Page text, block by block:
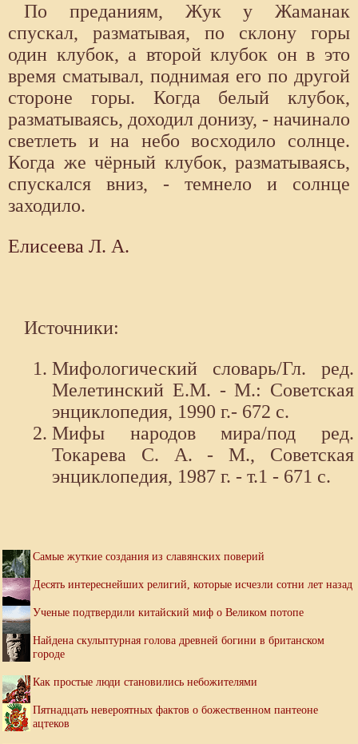
По преданиям, Жук у Жаманак
спускал, разматывая, по склону горы
один клубок, а второй клубок он в это
время сматывал, поднимая его по другой
стороне горы. Когда белый клубок,
разматываясь, доходил донизу, - начинало
светлеть и на небо восходило солнце.
Когда же чёрный клубок, разматываясь,
спускался вниз, - темнело и солнце
заходило.
Елисеева Л. А.
Источники:
Мифологический словарь/Гл. ред.
Мелетинский Е.М. - М.: Советская
энциклопедия, 1990 г.- 672 с.
Мифы народов мира/под ред.
Токарева С. А. - М., Советская
энциклопедия, 1987 г. - т.1 - 671 с.
Самые жуткие создания из славянских поверий
Десять интереснейших религий, которые исчезли сотни лет назад
Ученые подтвердили китайский миф о Великом потопе
Найдена скульптурная голова древней богини в британском
городе
Как простые люди становились небожителями
Пятнадцать невероятных фактов о божественном пантеоне
ацтеков